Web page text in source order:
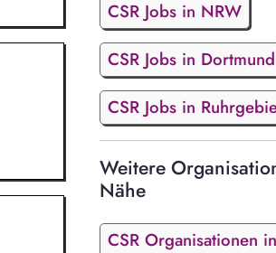
CSR Jobs in NRW
CSR Jobs in Dortmund
CSR Jobs in
Weitere
Nähe
CSR Organisationen